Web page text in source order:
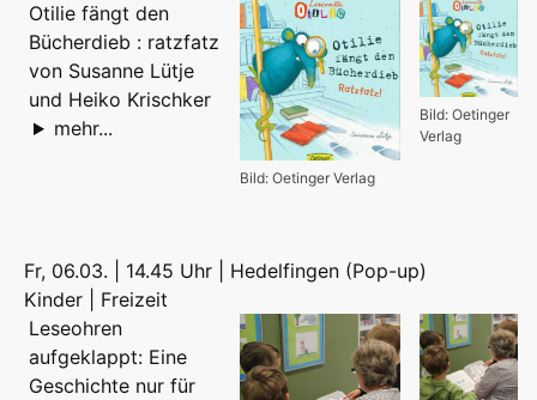
Bild: Oetinger
Verlag
Bild: Oetinger Verlag
Otilie fängt den
Bücherdieb : ratzfatz
von Susanne Lütje
und Heiko Krischker
mehr...
Fr, 06.03. | 14.45 Uhr | Hedelfingen (Pop-up)
Kinder | Freizeit
Leseohren
aufgeklappt: Eine
Geschichte nur für